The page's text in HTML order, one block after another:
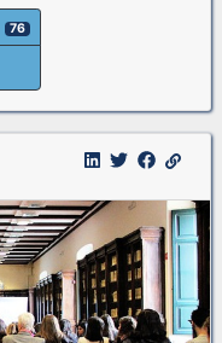
76